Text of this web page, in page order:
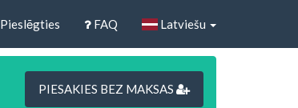
Pieslēgties FAQ Latviešu
PIESAKIES BEZ MAKSAS